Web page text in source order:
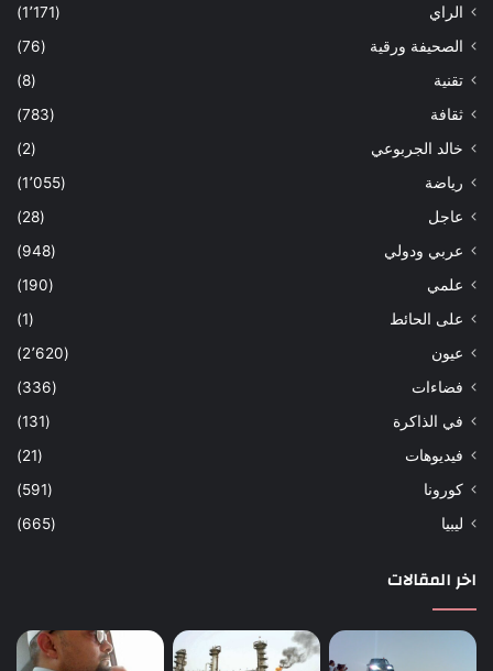
الراي
(1٬171)
الصحيفة ورقية
(76)
تقنية
(8)
ثقافة
(783)
خالد الجربوعي
(2)
رياضة
(1٬055)
عاجل
(28)
عربي ودولي
(948)
علمي
(190)
على الحائط
(1)
عيون
(2٬620)
فضاءات
(336)
في الذاكرة
(131)
فيديوهات
(21)
كورونا
(591)
ليبيا
(665)
اخر المقالات